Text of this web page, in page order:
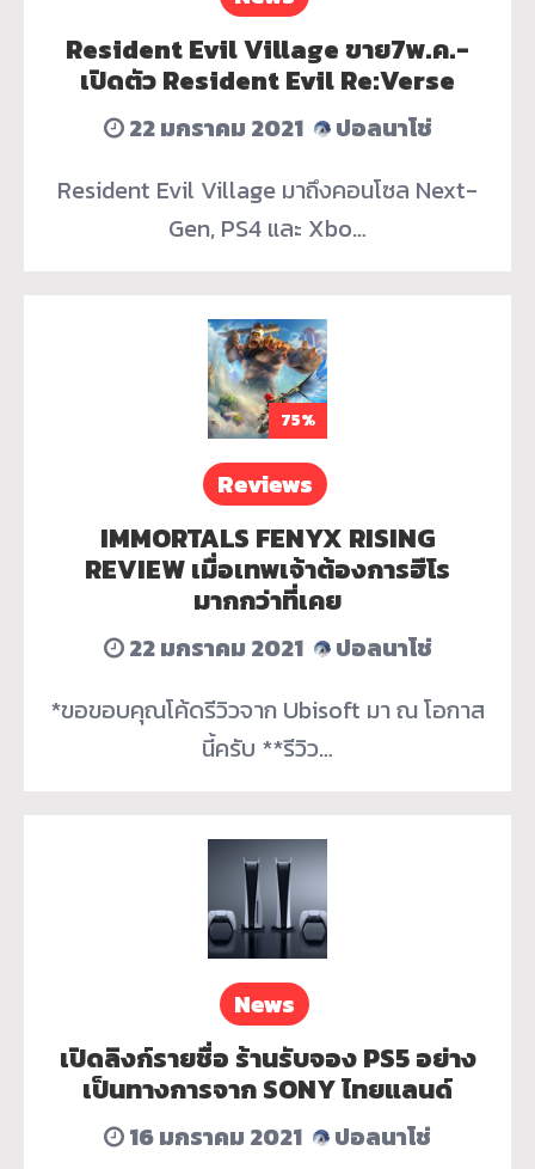
Resident Evil Village ขาย7พ.ค.-
เปิดตัว Resident Evil Re:Verse
22 มกราคม 2021
ปอลนาโช่
Resident Evil Village มาถึงคอนโซล Next-
Gen, PS4 และ Xbo…
75%
Reviews
IMMORTALS FENYX RISING
REVIEW เมื่อเทพเจ้าต้องการฮีโร
มากกว่าที่เคย
22 มกราคม 2021
ปอลนาโช่
*ขอขอบคุณโค้ดรีวิวจาก Ubisoft มา ณ โอกาส
นี้ครับ **รีวิว…
News
เปิดลิงก์รายชื่อ ร้านรับจอง PS5 อย่าง
เป็นทางการจาก SONY ไทยแลนด์
16 มกราคม 2021
ปอลนาโช่